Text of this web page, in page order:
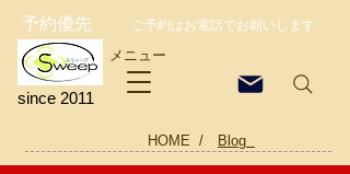
since 2011
メニュー
予約優先 ご予約はお電話でお願いします
HOME / Blog